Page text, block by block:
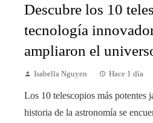
Descubre los 10
tecnología
ampliaron el
Isabella Nguyen Hace 1 día
Los 10 telescopios más potentes
historia de la astronomía se